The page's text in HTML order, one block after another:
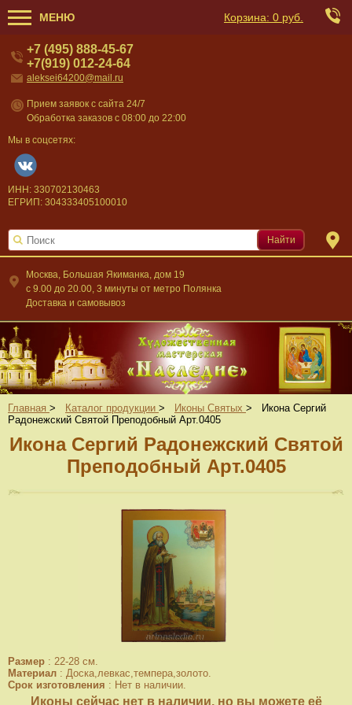
МЕНЮ Корзина: 0 руб.
Москва, Большая Якиманка, дом 19
c 9.00 до 20.00, 3 минуты от метро Полянка
Доставка и самовывоз
+7 (495) 888-45-67
+7(919) 012-24-64
aleksei64200@mail.ru
Прием заявок с сайта 24/7
Обработка заказов с 08:00 до 22:00
Мы в соцсетях:
ИНН: 330702130463
ЕГРИП: 304333405100010
Найти
Главная > Каталог продукции > Иконы Святых >
Икона Сергий
Радонежский Святой Преподобный Арт.0405
Икона Сергий Радонежский Святой
Преподобный Арт.0405
Размер : 22-28 см.
Материал : Доска,левкас,темпера,золото.
Срок изготовления : Нет в наличии.
Иконы сейчас нет в наличии, но вы можете её